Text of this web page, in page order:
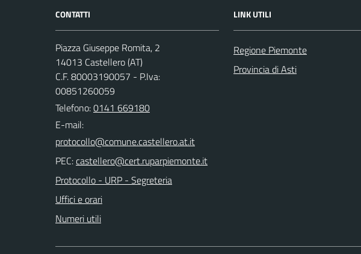
CONTATTI
Piazza Giuseppe Romita, 2
14013 Castellero (AT)
C.F. 80003190057 - P.Iva:
00851260059
Telefono:0141 669180
E-mail:
PEC:
Protocollo - URP - Segreteria
Uffici e orari
Numeri utili
LINK UTILI
Regione Piemonte
Provincia di Asti